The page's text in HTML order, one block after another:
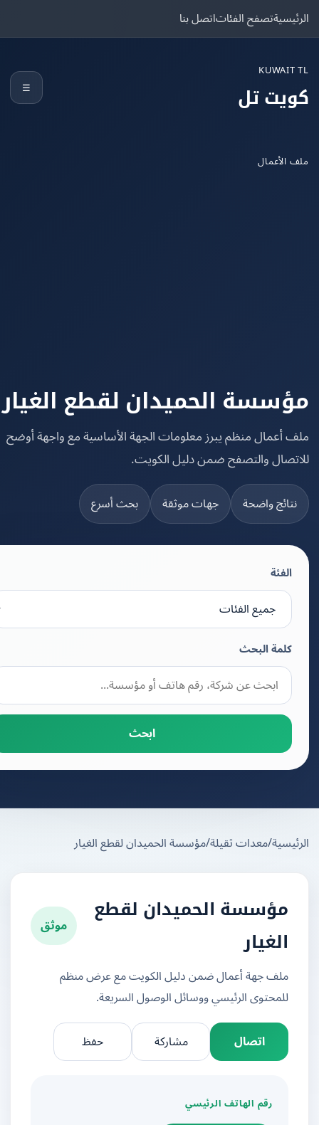
تصفح الفئاتاتصل بنا
تل
الحميدان لقطع الغيار
منظم يبرز معلومات الجهة الأساسية مع واجهة أوضح
والتصفح ضمن دليل الكويت.
واضحة جهات موثقة بحث أسرع
كلمة البحث
ابحث
/معدات ثقيلة/مؤسسة الحميدان لقطع الغيار
مؤسسة الحميدان لقطع
الغيار
موثق
ملف جهة أعمال ضمن دليل الكويت مع عرض منظم
للمحتوى الرئيسي ووسائل الوصول السريعة.
اتصال
مشاركة
رقم الهاتف الرئيسي